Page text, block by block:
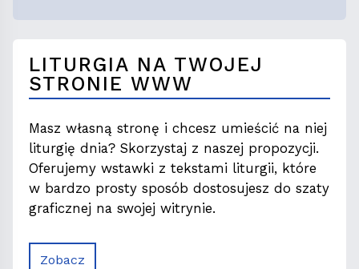
LITURGIA NA TWOJEJ
STRONIE WWW
Masz własną stronę i chcesz umieścić na niej
liturgię dnia? Skorzystaj z naszej propozycji.
Oferujemy wstawki z tekstami liturgii, które
w bardzo prosty sposób dostosujesz do szaty
graficznej na swojej witrynie.
Zobacz